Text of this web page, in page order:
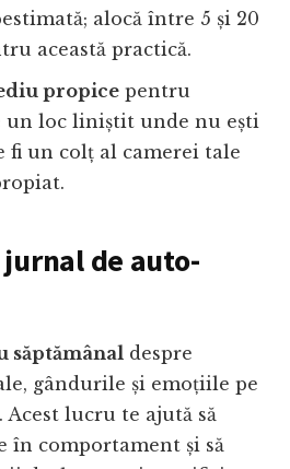
alocă între 5 și 20
această practică.
propice pentru
un loc liniștit unde nu ești
fi un colț al camerei tale
de auto-
săptămânal despre
gândurile și emoțiile pe
Acest lucru te ajută să
în comportament și să